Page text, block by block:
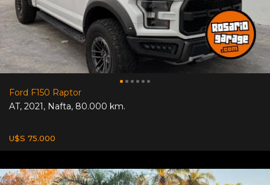
Ford F150 Raptor
AT, 2021, Nafta, 80.000 km.
U$S 75.000